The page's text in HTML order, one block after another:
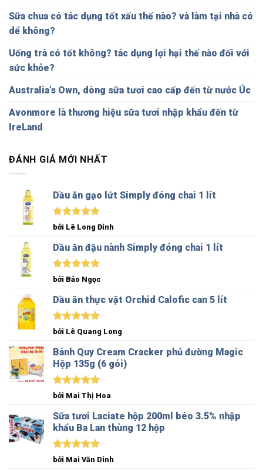
Sữa chua có tác dụng tốt xấu thế nào? và làm tại nhà có
dể không?
Uống trà có tốt không? tác dụng lợi hại thế nào đối với
sức khỏe?
Australia’s Own, dòng sữa tươi cao cấp đến từ nước Úc
Avonmore là thương hiệu sữa tươi nhập khẩu đến từ
IreLand
ĐÁNH GIÁ MỚI NHẤT
Dầu ăn gạo lứt Simply đóng chai 1 lít
Được xếp
sao
bởi Lê Long Đỉnh
Dầu ăn đậu nành Simply đóng chai 1 lít
Được xếp
5
sao
bởi Bảo Ngọc
Dầu ăn thực vật Orchid Calofic can 5 lít
Được xếp
sao
bởi Lê Quang Long
Bánh Quy Cream Cracker phủ đường Magic
Hộp 135g (6 gói)
Được xếp
sao
bởi Mai Thị Hoa
Sữa tươi Laciate hộp 200ml béo 3.5% nhập
khẩu Ba Lan thùng 12 hộp
Được xếp
bởi Mai Văn Dinh